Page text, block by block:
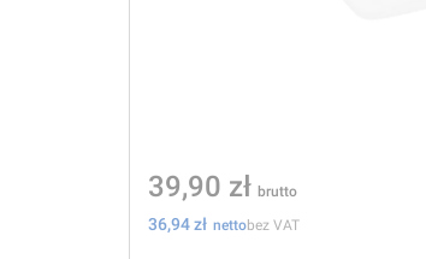
Cena
39,90 zł
Cena
36,94 zł bez VAT